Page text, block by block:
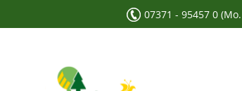
Zur Hauptnavigation
07371 - 95457 0